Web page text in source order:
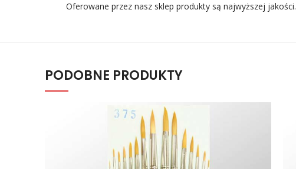
Oferowane przez nasz sklep produkty są najwyższej jakości.
PODOBNE PRODUKTY